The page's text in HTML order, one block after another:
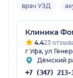
врач УЗД
Клиника
4.423
г Уфа, ул
Дёмский